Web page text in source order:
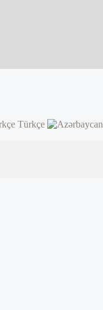
Türkçe